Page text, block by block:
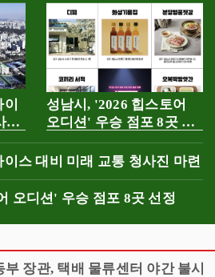
진
성남시, '2026 힙스토어
오디션' 우승 점포 8곳 선
정
스 대비 미래 교통 청사진 마련
오디션' 우승 점포 8곳 선정
부 장관, 택배 물류센터 야간 불시